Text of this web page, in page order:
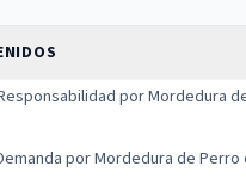
por Mordedura
por Mordedura de Perro